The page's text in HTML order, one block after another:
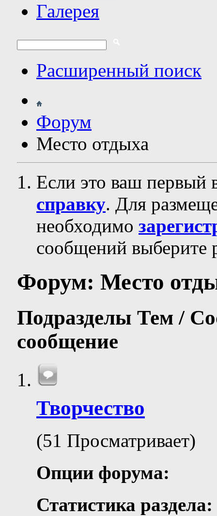
Галерея
Расширенный поиск
Форум
Место отдыха
Если это ваш первый
справку. Для
необходимо
сообщений выберите
Форум: Место
Подразделы Тем /
сообщение
Творчество
(51 Просматривает)
Опции форума:
Статистика раздела: